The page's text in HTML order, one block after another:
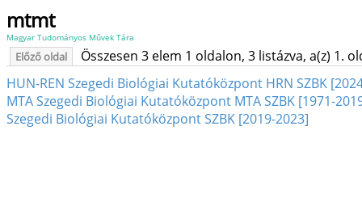
mtmt
Magyar Tudományos Művek Tára
Előző oldal
Összesen 3 elem 1 oldalon, 3 listázva, a(z) 1.
HUN-REN Szegedi Biológiai Kutatóközpont HRN SZBK
MTA Szegedi Biológiai Kutatóközpont MTA SZBK [1971-
Szegedi Biológiai Kutatóközpont SZBK [2019-2023]